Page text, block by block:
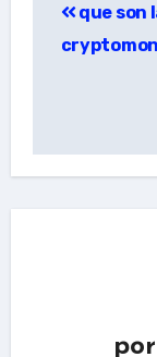
de
que son
por